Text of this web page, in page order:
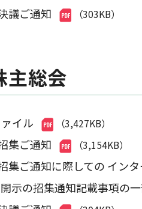
議ご通知 （303KB）
主総会
イル （3,427KB）
集ご通知 （3,154KB）
集ご通知に際しての イン
示の招集通知記載事項の